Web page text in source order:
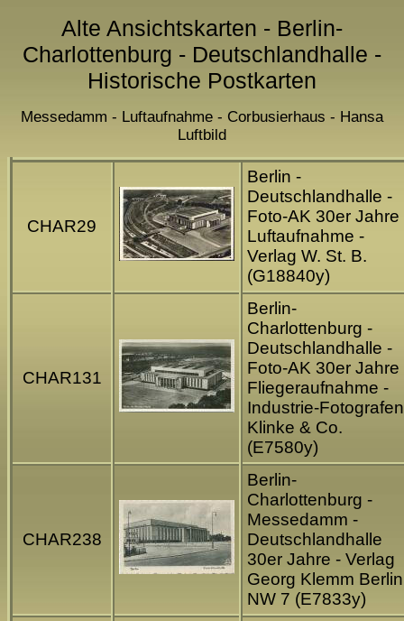
Alte Ansichtskarten - Berlin-
Charlottenburg - Deutschlandhalle -
Historische Postkarten
Messedamm - Luftaufnahme - Corbusierhaus - Hansa
Luftbild
CHAR29
Berlin -
Deutschlandhalle -
Foto-AK 30er Jahre
Luftaufnahme -
Verlag W. St. B.
(G18840y)
CHAR131
Berlin-
Charlottenburg -
Deutschlandhalle -
Foto-AK 30er Jahre
Fliegeraufnahme -
Industrie-Fotografen
Klinke & Co.
(E7580y)
CHAR238
Berlin-
Charlottenburg -
Messedamm -
Deutschlandhalle
30er Jahre - Verlag
Georg Klemm Berlin
NW 7 (E7833y)